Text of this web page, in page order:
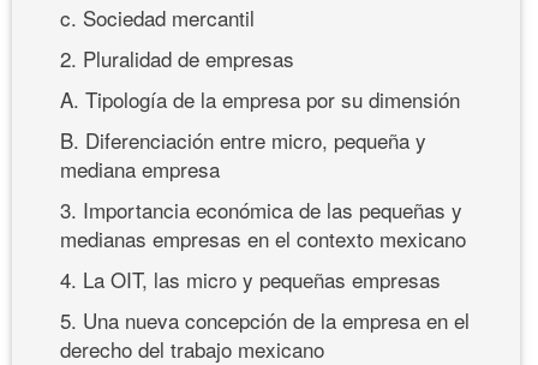
c. Sociedad mercantil
2. Pluralidad de empresas
A. Tipología de la empresa por su dimensión
B. Diferenciación entre micro, pequeña y
mediana empresa
3. Importancia económica de las pequeñas y
medianas empresas en el contexto mexicano
4. La OIT, las micro y pequeñas empresas
5. Una nueva concepción de la empresa en el
derecho del trabajo mexicano